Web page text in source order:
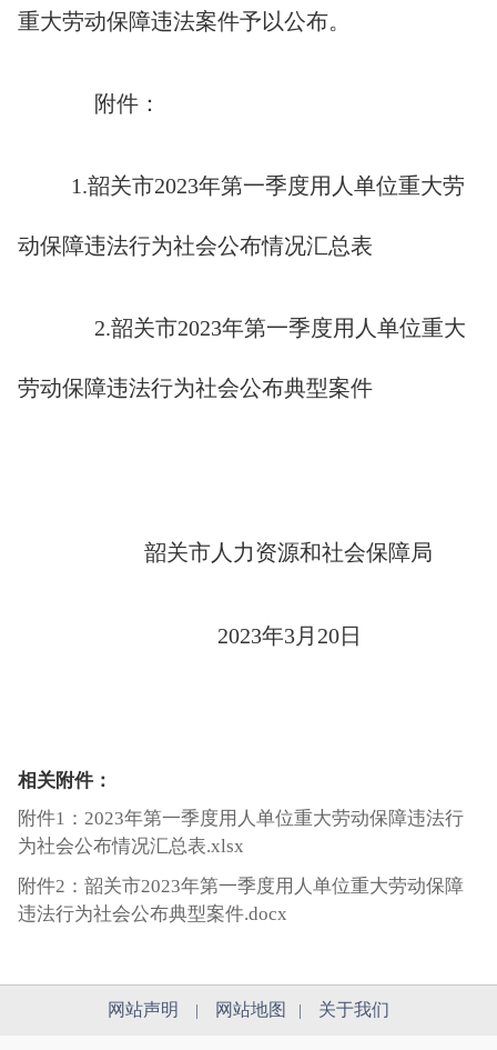
重大劳动保障违法案件予以公布。
附件：
1.韶关市2023年第一季度用人单位重大劳
动保障违法行为社会公布情况汇总表
2.韶关市2023年第一季度用人单位重大
劳动保障违法行为社会公布典型案件
韶关市人力资源和社会保障局
2023年3月20日
相关附件：
附件1：2023年第一季度用人单位重大劳动保障违法行
为社会公布情况汇总表.xlsx
附件2：韶关市2023年第一季度用人单位重大劳动保障
违法行为社会公布典型案件.docx
网站声明 网站地图 关于我们